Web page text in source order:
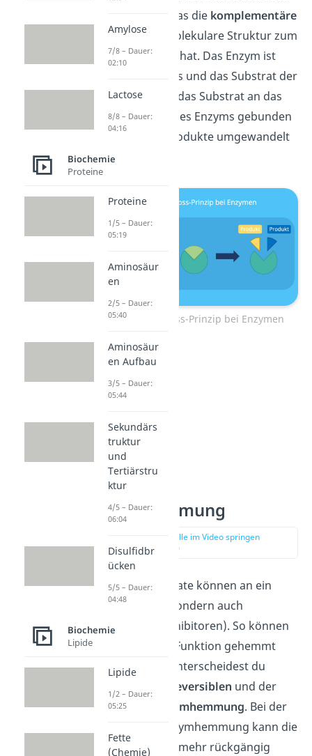
Enzym binden, das die komplementäre
(ergänzende) molekulare Struktur zum
aktiven Zentrum hat. Das Enzym ist
dabei das Schloss und das Substrat der
Schlüssel. Wenn das Substrat an das
aktive Zentrum des Enzyms gebunden
ist, kann es in Produkte umgewandelt
werden.
Schlüssel-Schloss-Prinzip bei Enzymen
Enzymhemmung
zur Stelle im Video springen
(01:23)
Nicht nur Substrate können an ein
Enzym binden, sondern auch
Hemmstoffe (Inhibitoren). So können
Enzyme in ihrer Funktion gehemmt
werden. Dabei unterscheidest du
irreversiblen und der
reversiblen Enzymhemmung. Bei der
irreversiblen Enzymhemmung kann die
Hemmung nicht mehr rückgängig
Amylose
7/8 – Dauer:
02:10
Lactose
8/8 – Dauer:
04:16
Biochemie
Proteine
Proteine
1/5 – Dauer:
05:19
Aminosäur
en
2/5 – Dauer:
05:40
Aminosäur
en Aufbau
3/5 – Dauer:
05:44
Sekundärs
truktur
und
Tertiärstru
ktur
4/5 – Dauer:
06:04
Disulfidbr
ücken
5/5 – Dauer:
04:48
Biochemie
Lipide
Lipide
1/2 – Dauer:
05:25
Fette
(Chemie)